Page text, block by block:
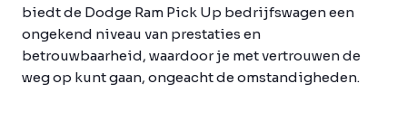
biedt de Dodge Ram Pick Up bedrijfswagen een
ongekend niveau van prestaties en
betrouwbaarheid, waardoor je met vertrouwen de
weg op kunt gaan, ongeacht de omstandigheden.